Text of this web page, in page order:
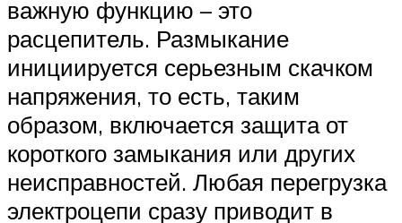
важную функцию – это
расцепитель. Размыкание
инициируется серьезным скачком
напряжения, то есть, таким
образом, включается защита от
короткого замыкания или других
неисправностей. Любая перегрузка
электроцепи сразу приводит в